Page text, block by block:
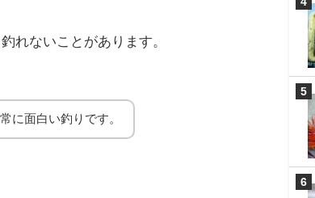
れないことがあります。
に面白い釣りです。